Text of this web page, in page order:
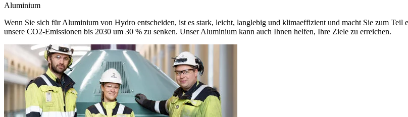
Aluminium
Wenn Sie sich für Aluminium von Hydro entscheiden, ist es stark, leicht, langlebig und klimaeffizient und macht Sie zum
unsere CO2-Emissionen bis 2030 um 30 % zu senken. Unser Aluminium kann auch Ihnen helfen, Ihre Ziele zu erreichen.